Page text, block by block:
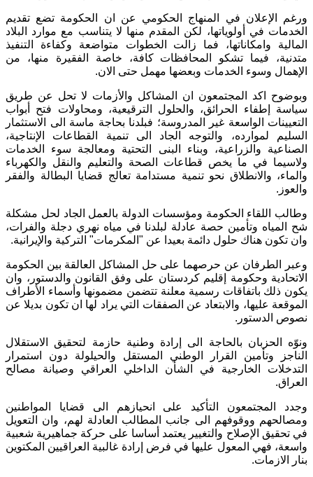
ورغم الإعلان في المنهاج الحكومي عن ان الحكومة تضع تقديم
الخدمات في أولوياتها، لكن المقدم منها لا يتناسب مع موارد البلاد
المالية وامكاناتها، فما زالت الخطوات متواضعة وكفاءة التنفيذ
متدنية، فيما تشكو المحافظات كافة، خاصة الفقيرة منها، من
الإهمال وسوء الخدمات وبعضها مهمل حتى الان.
وبوضوح اكد المجتمعون ان المشاكل والأزمات لا تحل عن طريق
سياسة إطفاء الحرائق، والحلول الترقيعية، ومحاولات فتح أبواب
التعيينات الواسعة غير المدروسة؛ فبلدنا بحاجة ماسة الى الاستثمار
السليم لموارده، والتوجه الجاد الى تنمية القطاعات الإنتاجية،
الصناعية والزراعية، وبناء البنى التحتية ومعالجة سوء الخدمات
ولاسيما في ما يخص قطاعات الصحة والتعليم والنقل والكهرباء
والماء، والانطلاق نحو تنمية مستدامة تعالج قضايا البطالة والفقر
والعوز.
وطالب اللقاء الحكومة ومؤسسات الدولة بالعمل الجاد لحل مشكلة
شح المياه وتأمين حصة عادلة لبلدنا في مياه نهري دجلة والفرات،
وان تكون هناك حلول دائمة بعيدا عن "المكرمات" التركية والإيرانية.
وعبر الطرفان عن حرصهما على حل المشاكل العالقة بين الحكومة
الاتحادية وحكومة إقليم كردستان على وفق القانون والدستور، وان
يكون ذلك باتفاقات رسمية معلنة تتضمن مضمونها وأسماء الأطراف
الموقعة عليها، والابتعاد عن الصفقات التي يراد لها ان تكون بديلا عن
نصوص الدستور.
ونوّه الحزبان بالحاجة الى إرادة وطنية حازمة لتحقيق الاستقلال
الناجز وتأمين القرار الوطني المستقل والحيلولة دون استمرار
التدخلات الخارجية في الشأن الداخلي العراقي وصيانة مصالح
العراق.
وجدد المجتمعون التأكيد على انحيازهم الى قضايا المواطنين
ومصالحهم ووقوفهم الى جانب المطالب العادلة لهم، وان التعويل
في تحقيق الإصلاح والتغيير يعتمد أساسا على حركة جماهيرية شعبية
واسعة، فهي المعول عليها في فرض إرادة غالبية العراقيين المكتوين
بنار الازمات.